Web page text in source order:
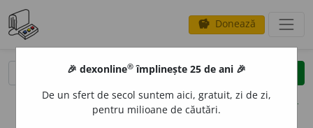
savings Donează
clear
opțiuni
🎉 dexonline® împlinește 25 de ani 🎉
De un sfert de secol suntem aici, gratuit, zi de zi,
pentru milioane de căutări.